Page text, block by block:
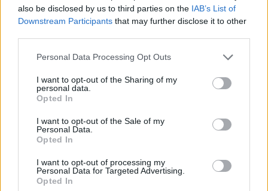
also be disclosed by us to third parties on the IAB’s List of
Downstream Participants that may further disclose it to other
Please note that this website/app uses one or more Google
not limited to your visit or usage behaviour. You may click to
grant or deny consent to Google and its third-party tags to
use your data for below specified purposes in below Google
consent section.
Personal Data Processing Opt Outs
I want to opt-out of the Sharing of my
personal data.
Opted In
I want to opt-out of the Sale of my
Personal Data.
Opted In
I want to opt-out of processing my
Personal Data for Targeted Advertising.
Opted In